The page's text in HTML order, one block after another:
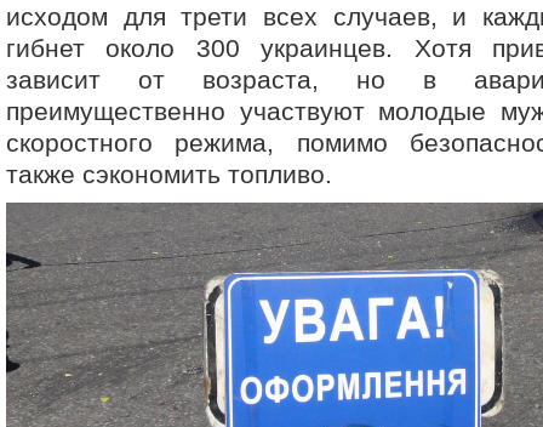
исходом для трети всех случаев, и
гибнет около 300 украинцев. Хотя
зависит от возраста, но в
преимущественно участвуют молодые
скоростного режима, помимо
также сэкономить топливо.